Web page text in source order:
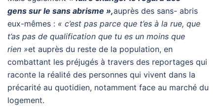
gens sur le sans abrisme »,auprès des sans- abris
eux-mêmes : « c’est pas parce que t’es à la rue, que
t’as pas de qualification que tu es un moins que
rien »et auprès du reste de la population, en
combattant les préjugés à travers des reportages qui
raconte la réalité des personnes qui vivent dans la
précarité au quotidien, notamment face au marché du
logement.